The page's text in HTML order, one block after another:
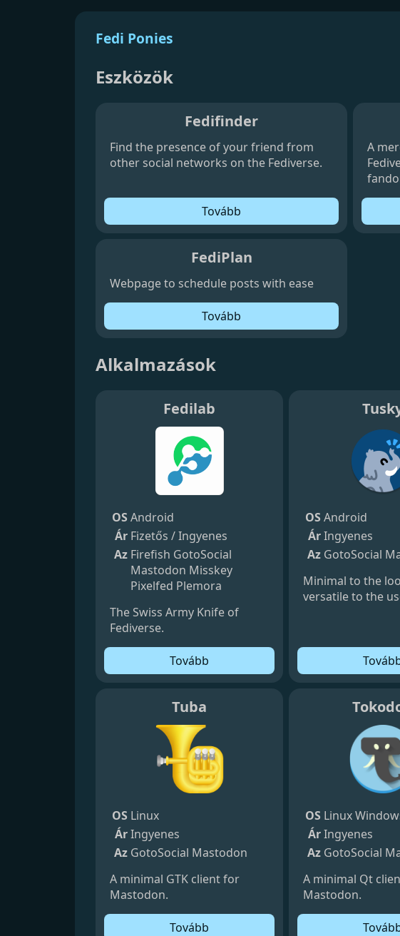
Fedi Ponies
Eszközök
Fedifinder
Find the presence of your friend from
other social networks on the Fediverse.
Tovább
A
FediPlan
Webpage to schedule posts with ease
Tovább
Alkalmazások
Fedilab
OS Android
Ár Fizetős / Ingyenes
Az Firefish GotoSocial
Mastodon Misskey
Pixelfed Plemora
The Swiss Army Knife of
Fediverse.
Tovább
OS Android
ÁrIngyenes
Az GotoSocial
Minimal to the
versatile to the
Tuba
OS Linux
Ár Ingyenes
Az GotoSocial Mastodon
A minimal GTK client for
Mastodon.
Tovább
OS Linux
ÁrIngyenes
Az GotoSocial
A minimal Qt
Mastodon.